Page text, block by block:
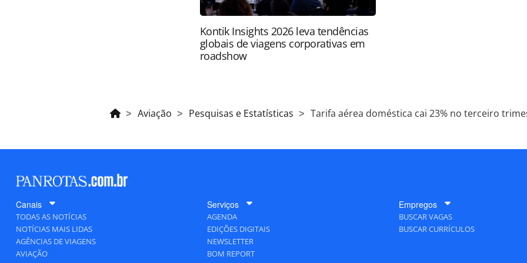
Kontik Insights 2026 leva tendências
globais de viagens corporativas em
roadshow
Aviação Pesquisas e Estatísticas Tarifa aérea doméstica cai 23% no terceiro
Canais
TODAS AS NOTÍCIAS
NOTÍCIAS MAIS LIDAS
AGÊNCIAS DE VIAGENS
AVIAÇÃO
Serviços
AGENDA
EDIÇÕES DIGITAIS
NEWSLETTER
BOM REPORT
Empregos
BUSCAR VAGAS
BUSCAR CURRÍCULOS